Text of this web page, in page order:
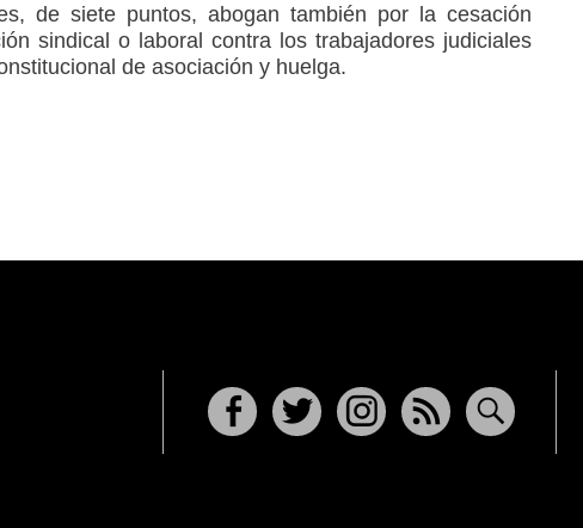
de siete puntos, abogan también por la cesación
sindical o laboral contra los trabajadores judiciales
de asociación y huelga.